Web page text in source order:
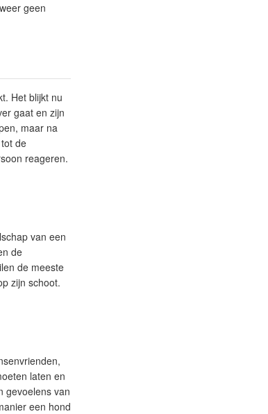
geen
Het blijkt nu
gaat en zijn
maar na
de
reageren.
van een
de
de meeste
zijn schoot.
laten en
gevoelens van
een hond